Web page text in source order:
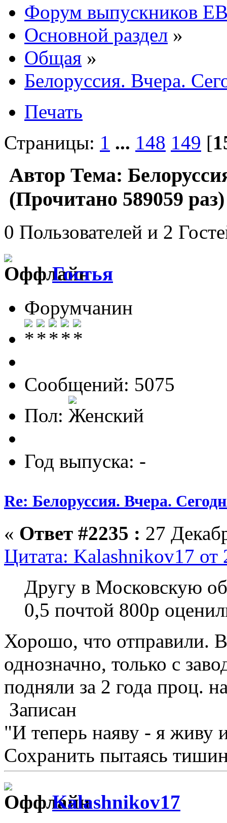
Форум выпускников
Основной раздел »
Общая »
Белоруссия. Вчера.
Печать
Страницы: 1 ... 148 149 [
Автор Тема:
(Прочитано 589059 раз)
0 Пользователей и 2
Гостья
Форумчанин
Сообщений: 5075
Пол:
Год выпуска: -
Re: Белоруссия. Вчера.
« Ответ #2235 : 27
Цитата: Kalashnikov17 от
Другу в Московскую
0,5 почтой 800р
Хорошо, что отправили.
однозначно, только с
подняли за 2 года проц.
Записан
"И теперь наяву - я живу
Сохранить пытаясь
Kalashnikov17